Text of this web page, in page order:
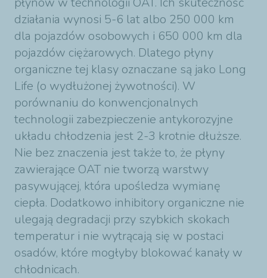
działania wynosi 5-6 lat albo 250 000 km
dla pojazdów osobowych i 650 000 km dla
pojazdów ciężarowych. Dlatego płyny
organiczne tej klasy oznaczane są jako Long
Life (o wydłużonej żywotności). W
porównaniu do konwencjonalnych
technologii zabezpieczenie antykorozyjne
układu chłodzenia jest 2-3 krotnie dłuższe.
Nie bez znaczenia jest także to, że płyny
zawierające OAT nie tworzą warstwy
pasywującej, która upośledza wymianę
ciepła. Dodatkowo inhibitory organiczne nie
ulegają degradacji przy szybkich skokach
temperatur i nie wytrącają się w postaci
osadów, które mogłyby blokować kanały w
chłodnicach.